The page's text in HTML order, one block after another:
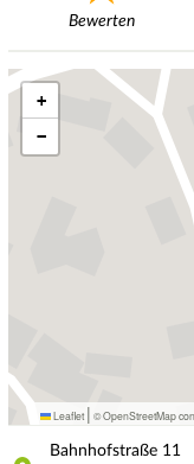
Bewerten
+
−
Leaflet | © OpenStreetMap
Bahnhofstraße 11